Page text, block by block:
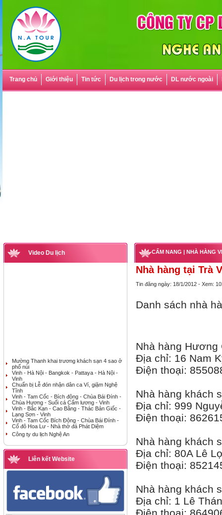
Trang chủ Giới thiệu Tin tức Du lịch trong nước DL nước ngoài
Video Du lịch
Mường Thanh khai trương khách sạn 4 sao ở
phố núi
Vinh - Hà Nội - Bangkok - Pattaya - Hà Nội -
Vinh
Chuẩn bị Lễ đón nhận dân ca Ví, giặm Nghệ
Tĩnh
Vinh - Tam Cốc - Bích động - Chùa Bái Đính -
Chùa Hương - Suối cá Cẩm lương - Vinh
Vinh - Bắc Kạn - Cao Bằng - Thác Bản Giốc -
Lạng Sơn - Vinh
Vinh - Tam Cốc Bích Động - Chùa Bái Đính -
Cố đô Hoa Lư - Nhà thờ đá Phát Diệm
Công ty du lịch Nghệ An
Liên kết Website
CẨM NANG | NHÀ HÀNG
Nhà hàng tại Trà
Tin đăng ngày: 18/1/2012 - Xem:
Danh sách nhà
Nhà hàng Hương
Địa chỉ: 16 Nam
Điện thoại:
Nhà hàng khách
Địa chỉ: 999
Điện thoại:
Nhà hàng khách
Địa chỉ: 80A Lê
Điện thoại:
Nhà hàng khách
Địa chỉ: 1 Lê